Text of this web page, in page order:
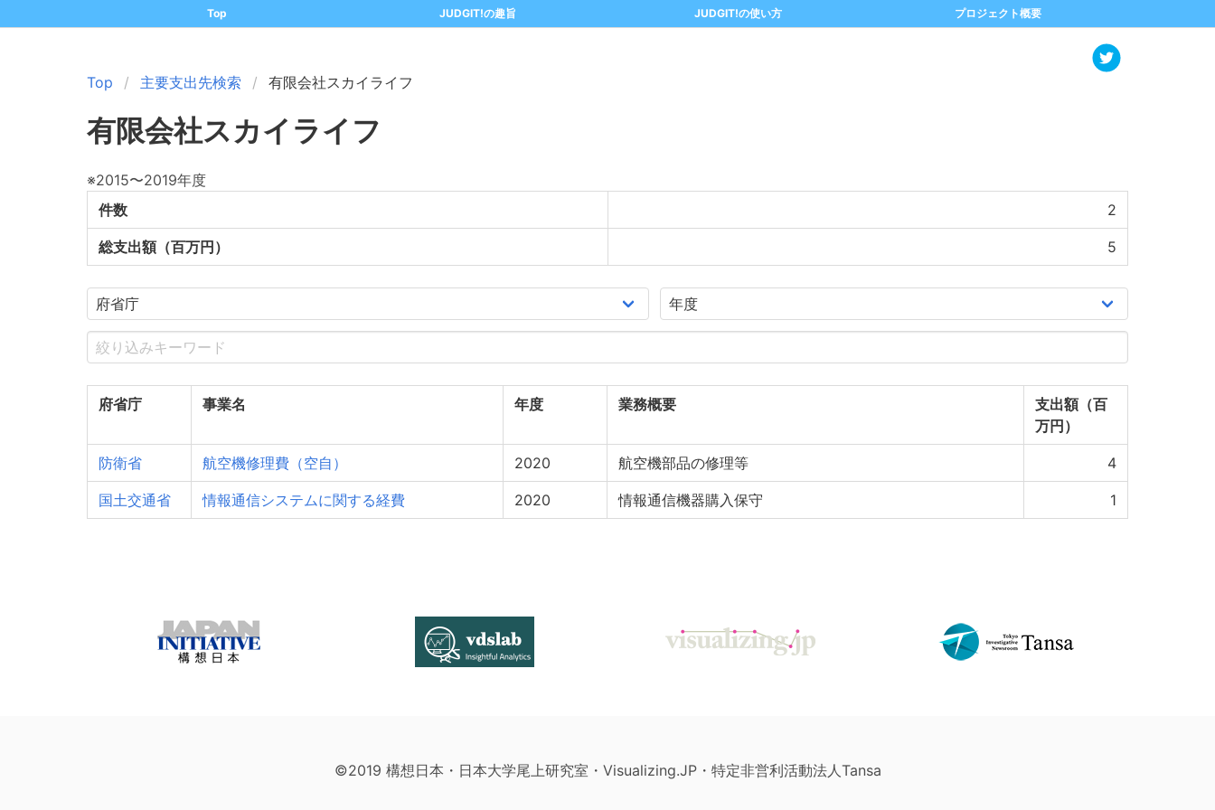
Top JUDGIT!の趣旨 JUDGIT!の使い方 プロジェクト概要
Top 主要支出先検索 有限会社スカイライフ
有限会社スカイライフ
※2015〜2019年度
件数
2
総支出額（百万円） 5
府省庁 事業名 年度 業務概要
支出額（百
万円）
防衛省 航空機修理費（空自） 2020 航空機部品の修理等 4
国土交通省 情報通信システムに関する経費 2020 情報通信機器購入保守 1
©2019 構想日本・日本大学尾上研究室・Visualizing.JP・特定非営利活動法人Tansa